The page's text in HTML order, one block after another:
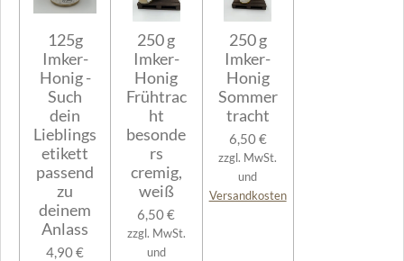
125g
Imker-
Honig -
Such
dein
Lieblings
etikett
passend
zu
deinem
Anlass
4,90 €
250 g
Imker-
Honig
Frühtrac
ht
besonde
rs
cremig,
weiß
6,50 €
zzgl. MwSt.
und
250 g
Imker-
Honig
Sommer
tracht
6,50 €
zzgl. MwSt.
und
Versandkosten